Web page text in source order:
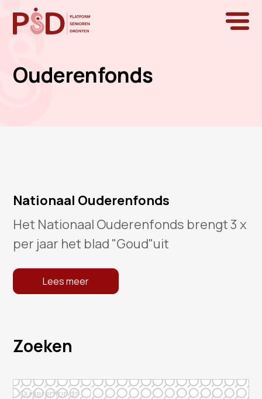
Ouderenfonds
Nationaal Ouderenfonds
Het Nationaal Ouderenfonds brengt 3 x
per jaar het blad "Goud"uit
Lees meer
Zoeken